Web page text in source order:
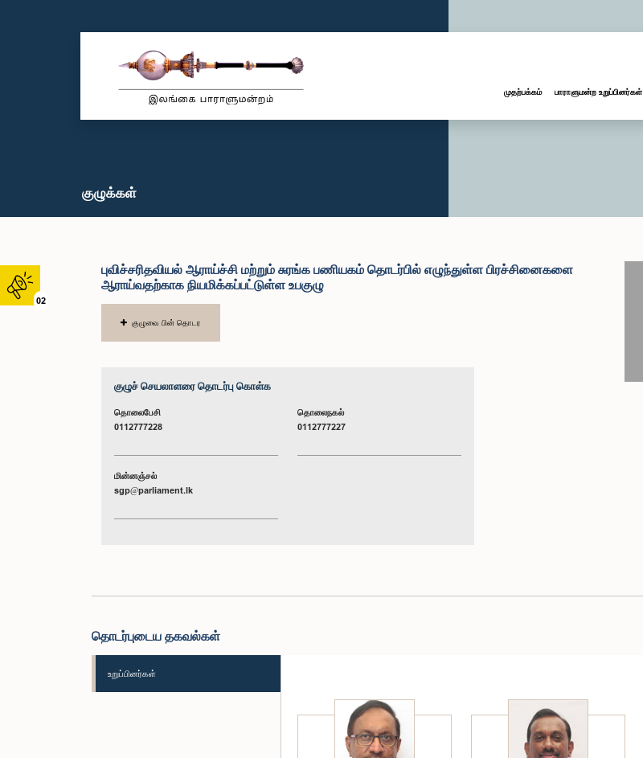
02
முதற்பக்கம் பாராளுமன்ற உறுப்பினர்கள்
குழுக்கள்
புவிச்சரிதவியல் ஆராய்ச்சி மற்றும் சுரங்க பணியகம் தொடர்பில் எழுந்துள்ள பிரச்சினைகளை
ஆராய்வதற்காக நியமிக்கப்பட்டுள்ள உபகுழு
குழுவை பின் தொடர
குழுச் செயலாளரை தொடர்பு கொள்க
தொலைபேசி
0112777228
தொலைநகல்
0112777227
மின்னஞ்சல்
sgp@parliament.lk
தொடர்புடைய தகவல்கள்
உறுப்பினர்கள்